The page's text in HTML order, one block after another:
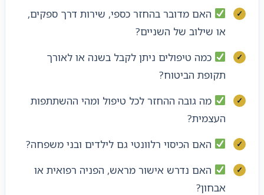
האם מדובר בהחזר כספי, שירות דרך ספקים,
או שילוב של השניים?
כמה טיפולים ניתן לקבל בשנה או לאורך
תקופת הביטוח?
מה גובה ההחזר לכל טיפול ומהי ההשתתפות
העצמית?
האם הכיסוי רלוונטי גם לילדים ובני משפחה?
האם נדרש אישור מראש, הפניה רפואית או
אבחון?